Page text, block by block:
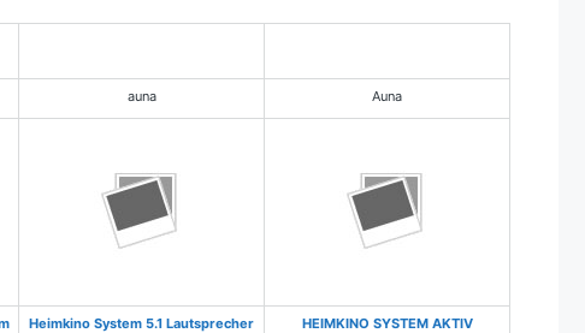
auna Auna
Heimkino System 5.1 Lautsprecher
HEIMKINO SYSTEM AKTIV